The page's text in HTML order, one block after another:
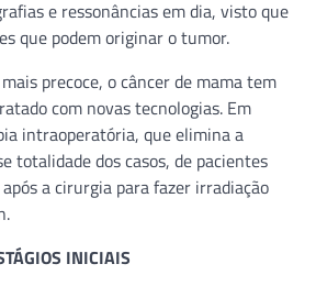
e ressonâncias em dia, visto que
que podem originar o tumor.
precoce, o câncer de mama tem
com novas tecnologias. Em
intraoperatória, que elimina a
totalidade dos casos, de pacientes
a cirurgia para fazer irradiação
INICIAIS